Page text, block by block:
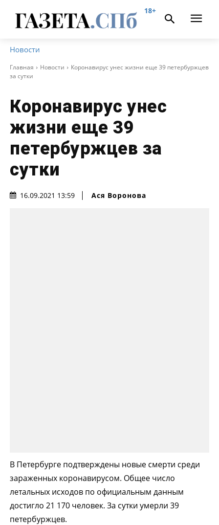
18+
Новости
Главная Новости
Коронавирус унес жизни еще 39 петербуржцев
за сутки
Коронавирус унес
жизни еще 39
петербуржцев за
сутки
16.09.2021 13:59 Ася Воронова
В Петербурге подтверждены новые смерти среди
зараженных коронавирусом. Общее число
летальных исходов по официальным данным
достигло 21 170 человек. За сутки умерли 39
петербуржцев.